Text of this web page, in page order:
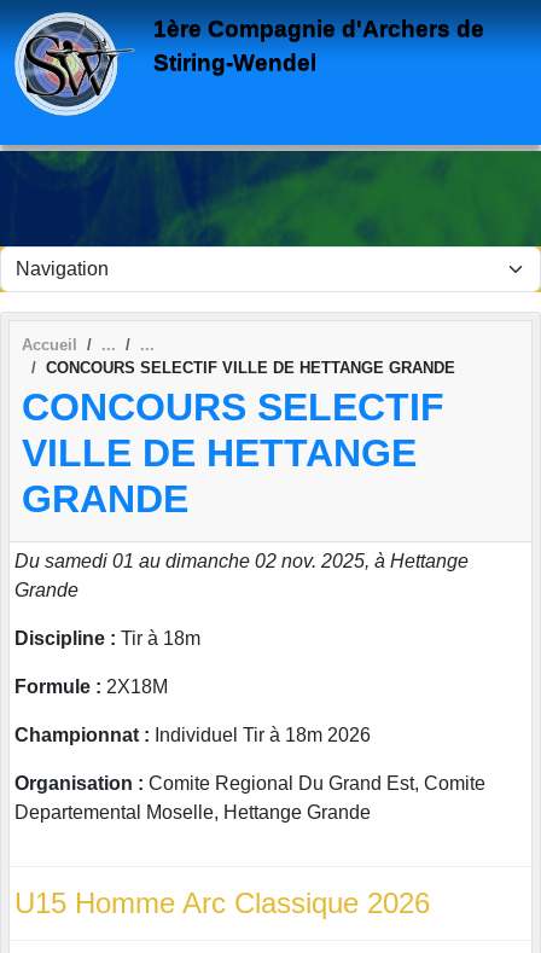
1ère Compagnie d'Archers de
Stiring-Wendel
Accueil
CONCOURS SELECTIF VILLE DE HETTANGE GRANDE
CONCOURS SELECTIF
VILLE DE HETTANGE
GRANDE
Du samedi 01 au dimanche 02 nov. 2025, à Hettange
Grande
Discipline : Tir à 18m
Formule : 2X18M
Championnat : Individuel Tir à 18m 2026
Organisation : Comite Regional Du Grand Est, Comite
Departemental Moselle, Hettange Grande
U15 Homme Arc Classique 2026
Panneau de gestion des cookies